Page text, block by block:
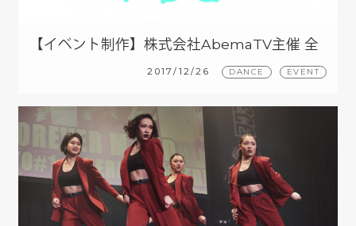
【イベント制作】株式会社AbemaTV主催 全
国青春ダンスカップ Vol.2
2017/12/26 DANCE EVENT